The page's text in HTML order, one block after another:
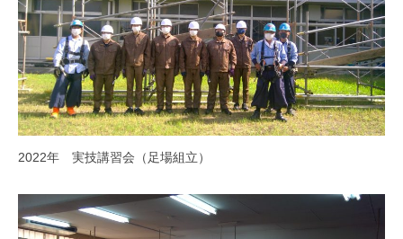
2022年 実技講習会（足場組立）